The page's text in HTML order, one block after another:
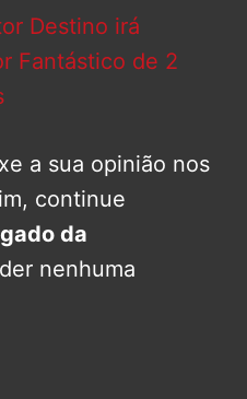
Destino irá
Fantástico de 2
a sua opinião nos
continue
da
nenhuma